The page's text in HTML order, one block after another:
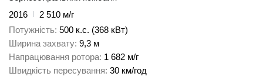
2016
2 510 м/г
Потужність 500 к.с. (368 кВт)
Ширина захвату 9,3 м
Напрацювання ротора 1 682 м/г
Швидкість пересування 30 км/год